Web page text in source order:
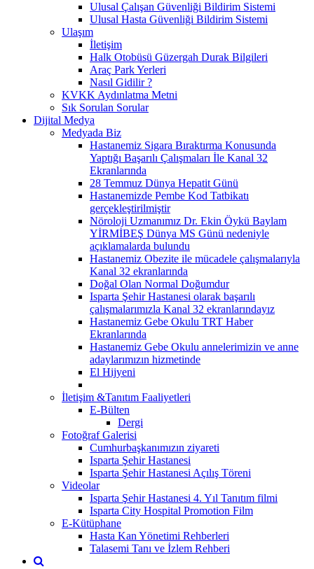
Ulusal Çalışan Güvenliği Bildirim Sistemi
Ulusal Hasta Güvenliği Bildirim Sistemi
Ulaşım
İletişim
Halk Otobüsü Güzergah Durak Bilgileri
Araç Park Yerleri
Nasıl Gidilir ?
KVKK Aydınlatma Metni
Sık Sorulan Sorular
Dijital Medya
Medyada Biz
Hastanemiz Sigara Bıraktırma Konusunda
Yaptığı Başarılı Çalışmaları İle Kanal 32
Ekranlarında
28 Temmuz Dünya Hepatit Günü
Hastanemizde Pembe Kod Tatbikatı
gerçekleştirilmiştir
Nöroloji Uzmanımız Dr. Ekin Öykü Baylam
YİRMİBEŞ Dünya MS Günü nedeniyle
açıklamalarda bulundu
Hastanemiz Obezite ile mücadele çalışmalarıyla
Kanal 32 ekranlarında
Doğal Olan Normal Doğumdur
Isparta Şehir Hastanesi olarak başarılı
çalışmalarımızla Kanal 32 ekranlarındayız
Hastanemiz Gebe Okulu TRT Haber
Ekranlarında
Hastanemiz Gebe Okulu annelerimizin ve anne
adaylarımızın hizmetinde
El Hijyeni
İletişim &Tanıtım Faaliyetleri
E-Bülten
Dergi
Fotoğraf Galerisi
Cumhurbaşkanımızın ziyareti
Isparta Şehir Hastanesi
Isparta Şehir Hastanesi Açılış Töreni
Videolar
Isparta Şehir Hastanesi 4. Yıl Tanıtım filmi
Isparta City Hospital Promotion Film
E-Kütüphane
Hasta Kan Yönetimi Rehberleri
Talasemi Tanı ve İzlem Rehberi